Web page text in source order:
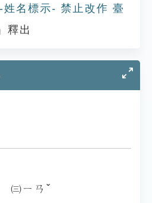
姓名標示- 禁止改作 臺
」釋出
㈢ㄧㄢˇ